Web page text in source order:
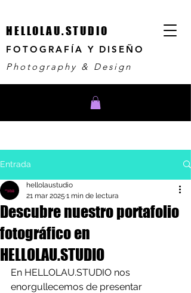
HELLOLAU.STUDIO
FOTOGRAFÍA Y DISEÑO
Photography & Design
Entrada
Descubre nuestro portafolio
fotográfico en
HELLOLAU.STUDIO
hellolaustudio
21 mar 2025 1 min de lectura
En HELLOLAU.STUDIO nos
enorgullecemos de presentar